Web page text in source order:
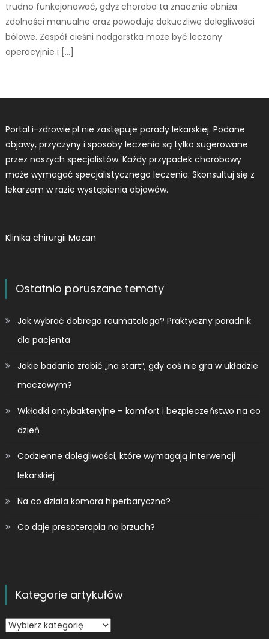
trudno funkcjonować, gdyż choroba ta znacznie obniża
zdolności manualne oraz powoduje dokuczliwe dolegliwości
bólowe. Zespół cieśni nadgarstka może być leczony
operacyjnie i […]
Portal i-zdrowie.pl nie zastępuje porady lekarskiej. Podane
objawy, przyczyny i sposoby leczenia są tylko sugerowane
przez naszych specjalistów. Każdy przypadek chorobowy
może wymagać specjalistycznego leczenia. Skonsultuj się z
lekarzem w razie wystąpienia objawów.
Klinika chirurgii Mazan
Ostatnio poruszane tematy
Jak wybrać dobrego reumatologa? Praktyczny poradnik
dla pacjenta
Jakie badania zrobić „na start”, gdy coś nie gra w układzie
moczowym?
Wkładki antybakteryjne – komfort i bezpieczeństwo na co
dzień
Codzienne dolegliwości, które wymagają interwencji
lekarskiej
Na co działa komora hiperbaryczna?
Co daje presoterapia na brzuch?
Kategorie artykułów
Kategorie